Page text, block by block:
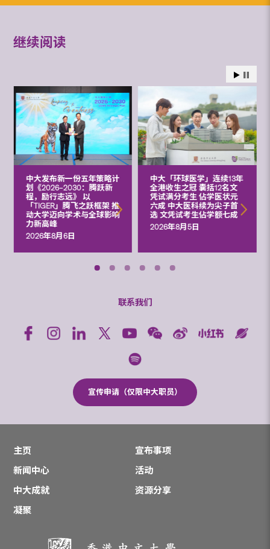
继续阅读
中大发布新一份五年策略计
划《2026‒2030：腾跃新
程，励行志远》 以
「TIGER」腾飞之跃框架 推
动大学迈向学术与全球影响
力新高峰
2026年8月6日
中大「环球医学」连续13年
全港收生之冠 囊括12名文
凭试满分考生 佔学医状元
六成 中大医科续为尖子首
选 文凭试考生佔学额七成
2026年8月5日
联系我们
宣传申请（仅限中大职员）
主页
宣布事项
新闻中心
活动
中大成就
资源分享
凝聚